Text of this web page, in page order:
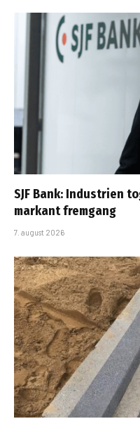
SJF Bank: Industrien
markant fremgang
7. august 2026